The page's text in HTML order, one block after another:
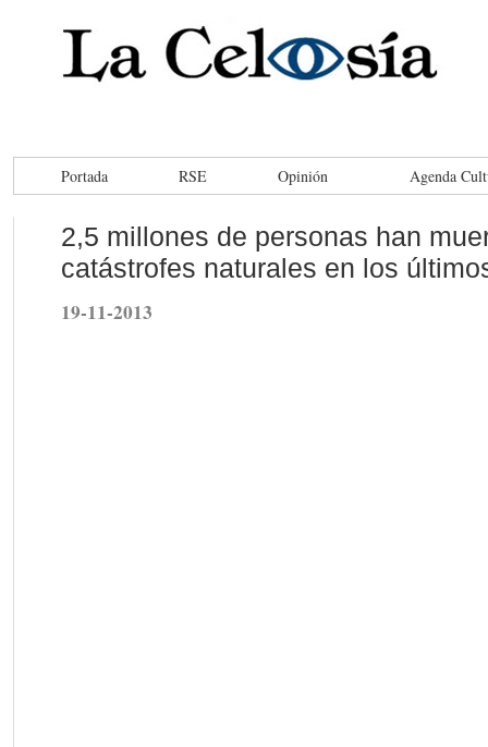
Portada RSE Opinión Agenda
2,5 millones de personas han
catástrofes naturales en los
19-11-2013